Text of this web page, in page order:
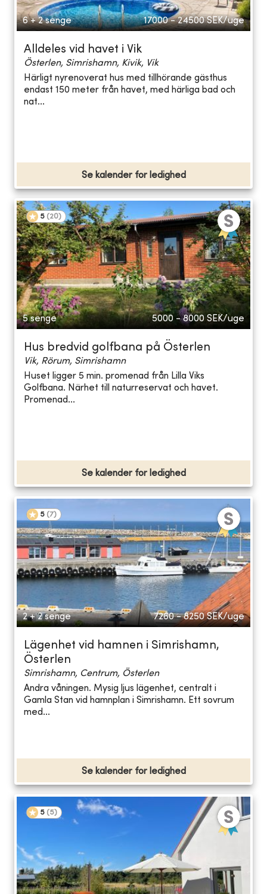
6 + 2 senge 17000 - 24500 SEK/uge
Alldeles vid havet i Vik
Österlen, Simrishamn, Kivik, Vik
Härligt nyrenoverat hus med tillhörande gästhus
endast 150 meter från havet, med härliga bad och
nat...
Se kalender for ledighed
5 (20)
5 senge 5000 - 8000 SEK/uge
Hus bredvid golfbana på Österlen
Vik, Rörum, Simrishamn
Huset ligger 5 min. promenad från Lilla Viks
Golfbana. Närhet till naturreservat och havet.
Promenad...
Se kalender for ledighed
5 (7)
2 + 2 senge 7260 - 8250 SEK/uge
Lägenhet vid hamnen i Simrishamn,
Österlen
Simrishamn, Centrum, Österlen
Andra våningen. Mysig ljus lägenhet, centralt i
Gamla Stan vid hamnplan i Simrishamn. Ett sovrum
med...
Se kalender for ledighed
5 (5)